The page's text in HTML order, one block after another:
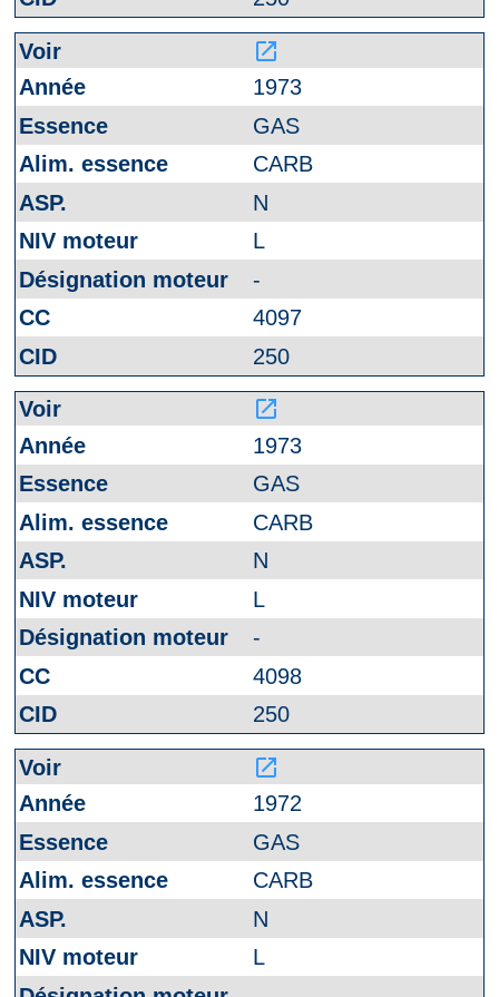
launch
1973
GAS
CARB
N
L
-
4097
250
launch
1973
GAS
CARB
N
L
-
4098
250
launch
1972
GAS
CARB
N
L